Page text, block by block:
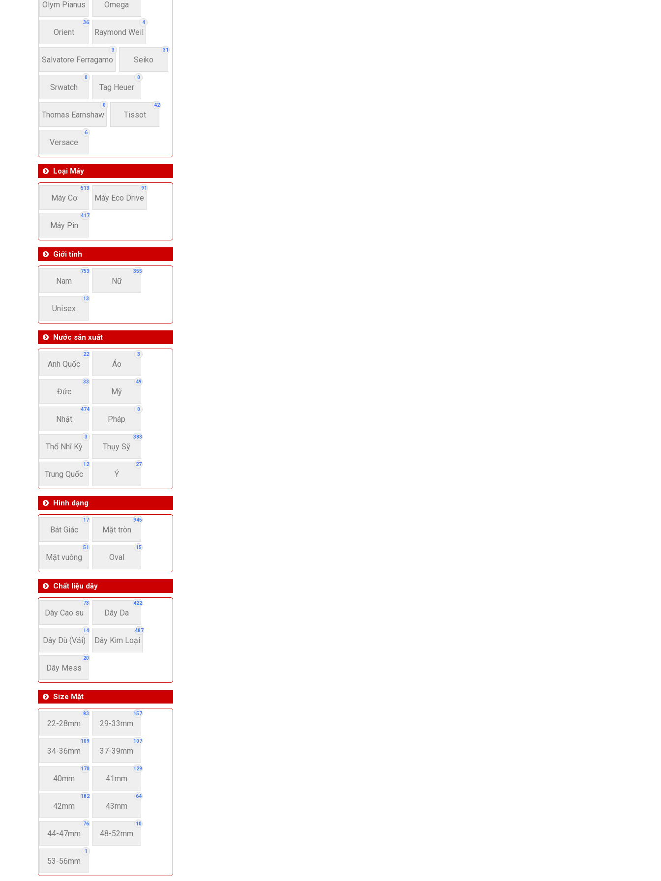
Olym Pianus Omega
36
Orient
4
Raymond Weil
3
Salvatore Ferragamo
31
Seiko
0
Srwatch
0
Tag Heuer
0
Thomas Earnshaw
42
Tissot
6
Versace
Loại Máy
513
Máy Cơ
91
Máy Eco Drive
417
Máy Pin
Giới tính
753
Nam
355
Nữ
13
Unisex
Nước sản xuất
22
Anh Quốc
3
Áo
33
Đức
49
Mỹ
474
Nhật
0
Pháp
3
Thổ Nhĩ Kỳ
383
Thụy Sỹ
12
Trung Quốc
27
Ý
Hình dạng
17
Bát Giác
945
Mặt tròn
51
Mặt vuông
15
Oval
Chất liệu dây
73
Dây Cao su
422
Dây Da
14
Dây Dù (Vải)
487
Dây Kim Loại
20
Dây Mess
Size Mặt
83
22-28mm
157
29-33mm
109
34-36mm
107
37-39mm
170
40mm
129
41mm
182
42mm
64
43mm
76
44-47mm
10
48-52mm
1
53-56mm